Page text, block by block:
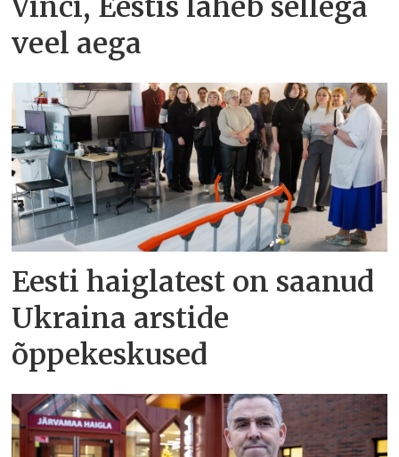
Vinci, Eestis läheb sellega
veel aega
Eesti haiglatest on saanud
Ukraina arstide
õppekeskused